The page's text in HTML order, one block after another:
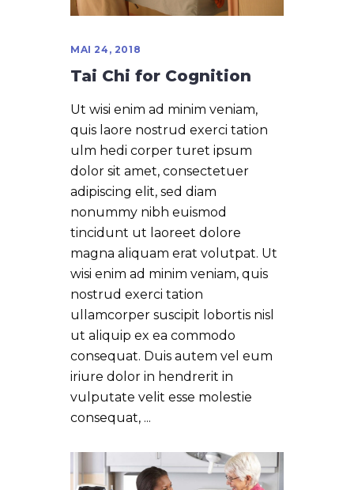
MAI 24, 2018
Tai Chi for Cognition
Ut wisi enim ad minim veniam,
quis laore nostrud exerci tation
ulm hedi corper turet ipsum
dolor sit amet, consectetuer
adipiscing elit, sed diam
nonummy nibh euismod
tincidunt ut laoreet dolore
magna aliquam erat volutpat. Ut
wisi enim ad minim veniam, quis
nostrud exerci tation
ullamcorper suscipit lobortis nisl
ut aliquip ex ea commodo
consequat. Duis autem vel eum
iriure dolor in hendrerit in
vulputate velit esse molestie
consequat,